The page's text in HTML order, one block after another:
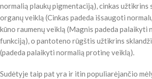
normalią plaukų pigmentaciją), cinkas užtikrins
organų veiklą (Cinkas padeda išsaugoti
kūno raumenų veiklą (Magnis padeda palaikyti
funkciją), o pantoteno rūgštis užtikrins
(padeda palaikyti normalią protinę veiklą).
Sudėtyje taip pat yra ir itin populiarėjančio